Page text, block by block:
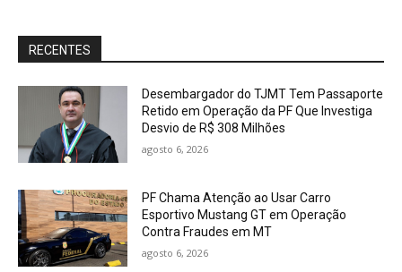
RECENTES
Desembargador do TJMT Tem Passaporte
Retido em Operação da PF Que Investiga
Desvio de R$ 308 Milhões
agosto 6, 2026
PF Chama Atenção ao Usar Carro
Esportivo Mustang GT em Operação
Contra Fraudes em MT
agosto 6, 2026